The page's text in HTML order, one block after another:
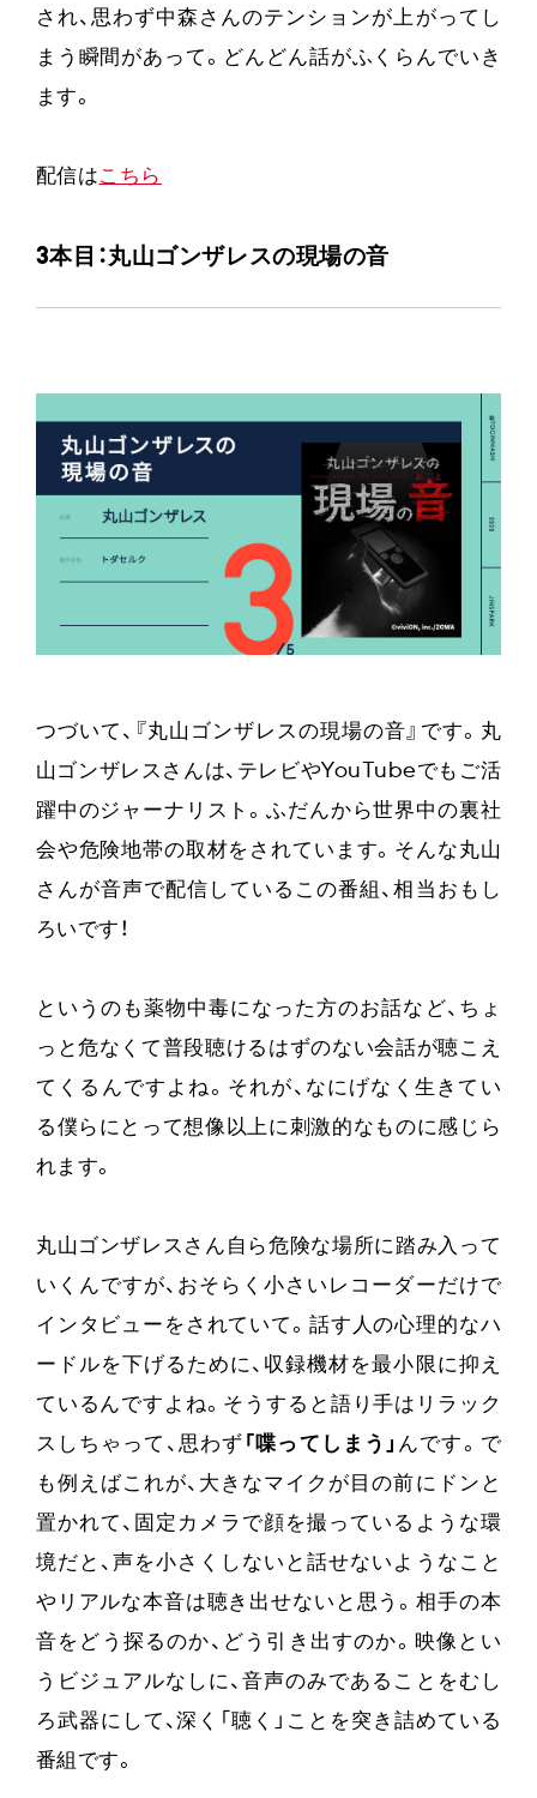
され、思わず中森さんのテンションが上がってし
まう瞬間があって。どんどん話がふくらんでいき
ます。
配信はこちら
3本目：丸山ゴンザレスの現場の音
つづいて、『丸山ゴンザレスの現場の音』です。丸
山ゴンザレスさんは、テレビやYouTubeでもご活
躍中のジャーナリスト。ふだんから世界中の裏社
会や危険地帯の取材をされています。そんな丸山
さんが音声で配信しているこの番組、相当おもし
ろいです！
というのも薬物中毒になった方のお話など、ちょ
っと危なくて普段聴けるはずのない会話が聴こえ
てくるんですよね。それが、なにげなく生きてい
る僕らにとって想像以上に刺激的なものに感じら
れます。
丸山ゴンザレスさん自ら危険な場所に踏み入って
いくんですが、おそらく小さいレコーダーだけで
インタビューをされていて。話す人の心理的なハ
ードルを下げるために、収録機材を最小限に抑え
ているんですよね。そうすると語り手はリラック
スしちゃって、思わず 「喋ってしまう」 んです。で
も例えばこれが、大きなマイクが目の前にドンと
置かれて、固定カメラで顔を撮っているような環
境だと、声を小さくしないと話せないようなこと
やリアルな本音は聴き出せないと思う。相手の本
音をどう探るのか、どう引き出すのか。映像とい
うビジュアルなしに、音声のみであることをむし
ろ武器にして、深く「聴く」ことを突き詰めている
番組です。